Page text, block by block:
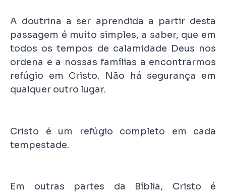
A doutrina a ser aprendida a partir desta
passagem é muito simples, a saber, que em
todos os tempos de calamidade Deus nos
ordena e a nossas famílias a encontrarmos
refúgio em Cristo. Não há segurança em
qualquer outro lugar.
Cristo é um refúgio completo em cada
tempestade.
Em outras partes da Bíblia, Cristo é